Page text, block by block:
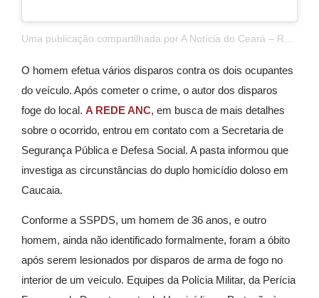
Uma publicação compartilhada por A Notícia do Ceará – Rede ANC (@anoticiadoceara)
O homem efetua vários disparos contra os dois ocupantes
do veículo. Após cometer o crime, o autor dos disparos
foge do local. A REDE ANC, em busca de mais detalhes
sobre o ocorrido, entrou em contato com a Secretaria de
Segurança Pública e Defesa Social. A pasta informou que
investiga as circunstâncias do duplo homicídio doloso em
Caucaia.
Conforme a SSPDS, um homem de 36 anos, e outro
homem, ainda não identificado formalmente, foram a óbito
após serem lesionados por disparos de arma de fogo no
interior de um veículo. Equipes da Polícia Militar, da Perícia